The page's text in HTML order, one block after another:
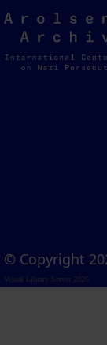
Arolsen
Archives
© Copyright
Visual Library Server 2026